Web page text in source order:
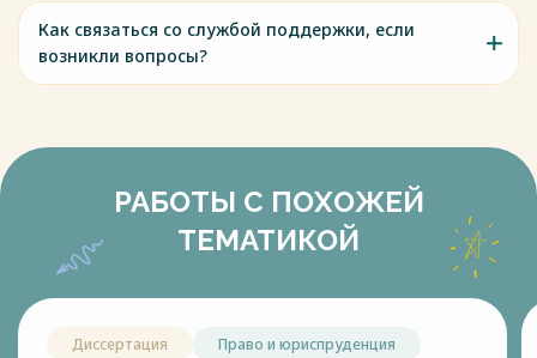
Как связаться со службой поддержки, если
возникли вопросы?
РАБОТЫ С ПОХОЖЕЙ
ТЕМАТИКОЙ
Диссертация Право и юриспруденция